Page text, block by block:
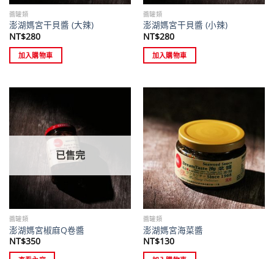
醬罐類
澎湖媽宮干貝醬 (大辣)
NT$280
加入購物車
醬罐類
澎湖媽宮干貝醬 (小辣)
NT$280
加入購物車
已售完
醬罐類
澎湖媽宮椒麻Q卷醬
NT$350
醬罐類
澎湖媽宮海菜醬
NT$130